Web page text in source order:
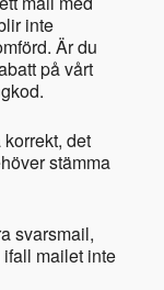
inte
Är du
på vårt
det
stämma
svarsmail,
ifall mailet inte